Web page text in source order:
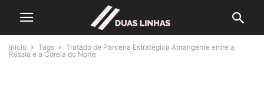
Início Tags
Tratado de Parceria Estratégica Abrangente entre a
Rússia e a Coreia do Norte